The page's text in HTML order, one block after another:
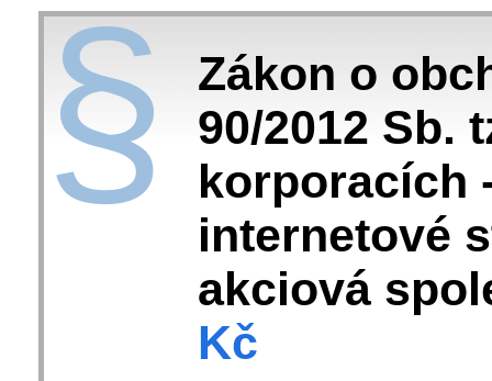
§
Zákon o
90/2012 Sb.
korporacích
internetové
akciová
Kč